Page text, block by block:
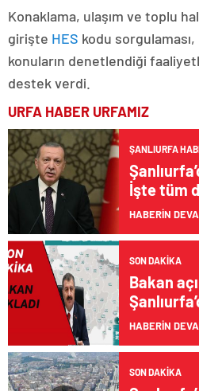
Konaklama, ulaşım ve toplu
girişte HES kodu
konuların denetlendiği
destek verdi.
URFA HABER URFAMIZ
ŞANLIURFA
İşte tüm
HABERİN
SON DAKIKA
Bakan
HABERİN
SON DAKIKA